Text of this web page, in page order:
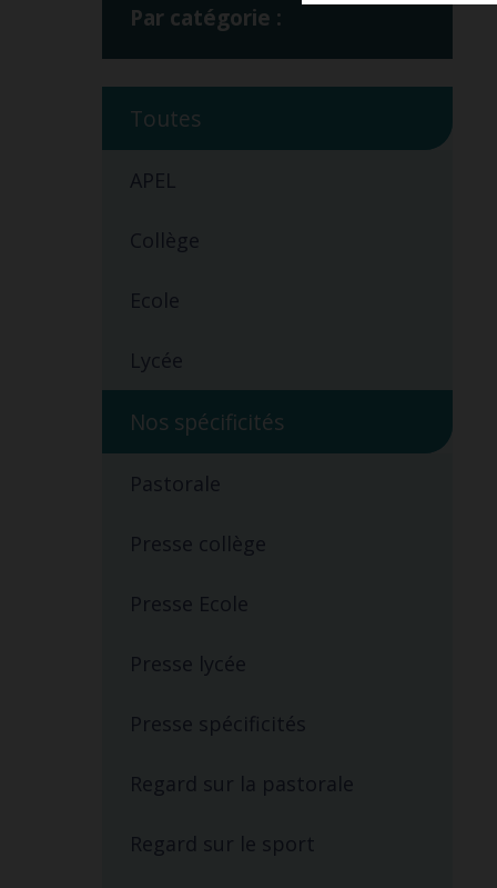
Par catégorie :
Toutes
APEL
Collège
Ecole
Lycée
Nos spécificités
Pastorale
Presse collège
Presse Ecole
Presse lycée
Presse spécificités
Regard sur la pastorale
Regard sur le sport